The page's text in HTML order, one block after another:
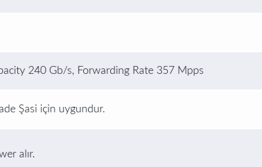
240 Gb/s, Forwarding Rate 357 Mpps
Şasi için uygundur.
alır.